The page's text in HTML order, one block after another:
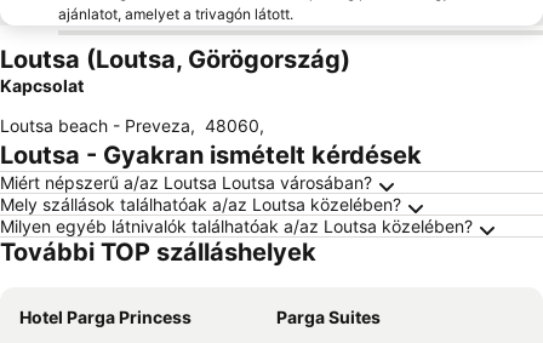
ajánlatot, amelyet a trivagón látott.
Loutsa (Loutsa, Görögország)
Kapcsolat
Loutsa beach - Preveza, 48060,
Loutsa - Gyakran ismételt kérdések
Miért népszerű a/az Loutsa Loutsa városában?
Mely szállások találhatóak a/az Loutsa közelében?
Milyen egyéb látnivalók találhatóak a/az Loutsa közelében?
További TOP szálláshelyek
Hotel Parga Princess
Parga Suites